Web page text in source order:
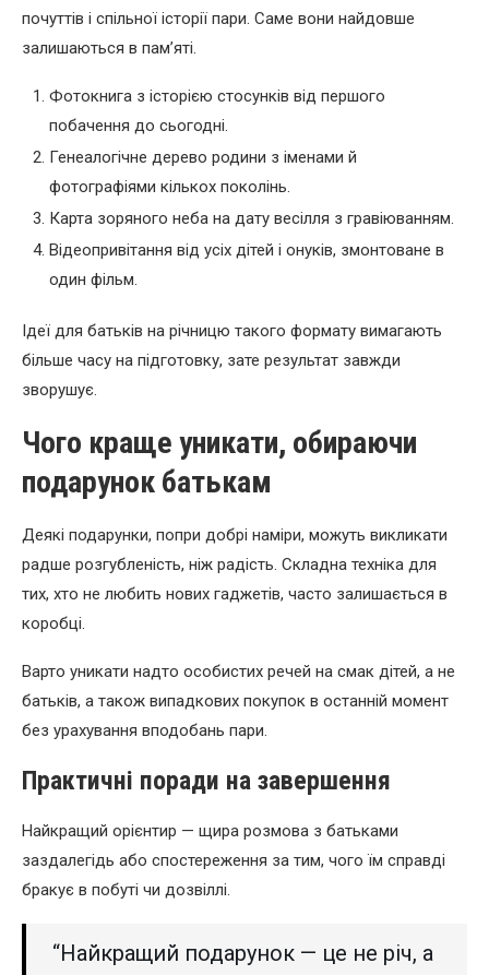
почуттів і спільної історії пари. Саме вони найдовше
залишаються в пам’яті.
Фотокнига з історією стосунків від першого
побачення до сьогодні.
Генеалогічне дерево родини з іменами й
фотографіями кількох поколінь.
Карта зоряного неба на дату весілля з гравіюванням.
Відеопривітання від усіх дітей і онуків, змонтоване в
один фільм.
Ідеї для батьків на річницю такого формату вимагають
більше часу на підготовку, зате результат завжди
зворушує.
Чого краще уникати, обираючи
подарунок батькам
Деякі подарунки, попри добрі наміри, можуть викликати
радше розгубленість, ніж радість. Складна техніка для
тих, хто не любить нових гаджетів, часто залишається в
коробці.
Варто уникати надто особистих речей на смак дітей, а не
батьків, а також випадкових покупок в останній момент
без урахування вподобань пари.
Практичні поради на завершення
Найкращий орієнтир — щира розмова з батьками
заздалегідь або спостереження за тим, чого їм справді
бракує в побуті чи дозвіллі.
“Найкращий подарунок — це не річ, а